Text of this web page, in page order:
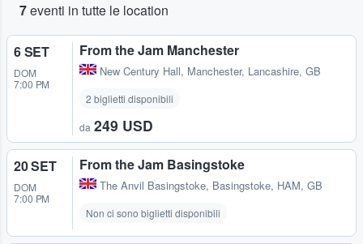
7eventi in tutte le location
6 SET
DOM
7:00 PM
From the Jam Manchester
New Century Hall, Manchester, Lancashire, GB
2 biglietti disponibili
da 249 USD
20 SET
DOM
7:00 PM
From the Jam Basingstoke
The Anvil Basingstoke, Basingstoke, HAM, GB
Non ci sono biglietti disponibili